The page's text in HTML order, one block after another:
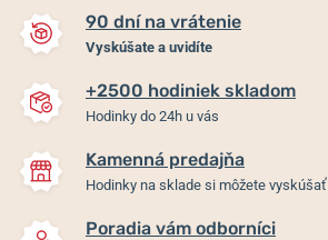
90 dní na vrátenie
Vyskúšate a uvidíte
+2500 hodiniek skladom
Hodinky do 24h u vás
Kamenná predajňa
Hodinky na sklade si môžete vyskúšať
Poradia vám odborníci